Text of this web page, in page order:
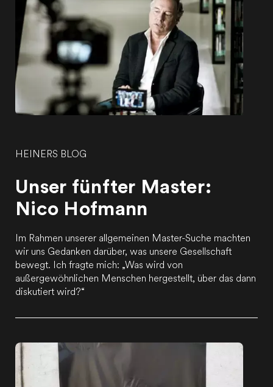
HEINERS BLOG
Unser fünfter Master:
Nico Hofmann
Im Rahmen unserer allgemeinen Master-Suche machten
wir uns Gedanken darüber, was unsere Gesellschaft
bewegt. Ich fragte mich: „Was wird von
außergewöhnlichen Menschen hergestellt, über das dann
diskutiert wird?“